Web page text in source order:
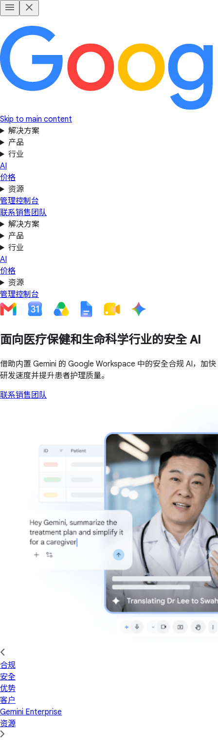
Skip to main content
解决方案
产品
行业
AI
价格
资源
管理控制台
联系销售团队
解决方案
产品
行业
AI
价格
资源
管理控制台
面向医疗保健和生命科学行业的安全 AI
借助内置 Gemini 的 Google Workspace 中的安全合规 AI，加快
研发速度并提升患者护理质量。
联系销售团队
合规
安全
优势
客户
Gemini Enterprise
资源